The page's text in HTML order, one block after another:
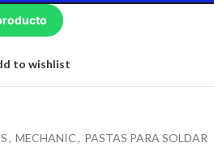
to wishlist
, MECHANIC, PASTAS PARA SOLDAR